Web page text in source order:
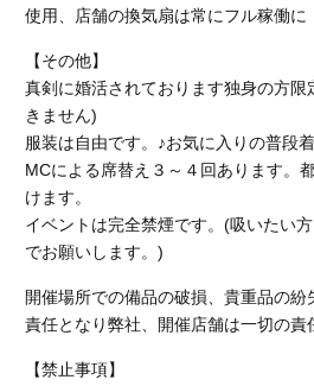
使用、店舗の換気扇は常にフル稼働に
【その他】
真剣に婚活されております独身の方
きません)
服装は自由です。♪お気に入りの普段
MCによる席替え３～４回あります。
けます。
イベントは完全禁煙です。(吸いたい
でお願いします。)
開催場所での備品の破損、貴重品の
責任となり弊社、開催店舗は一切の責
【禁止事項】